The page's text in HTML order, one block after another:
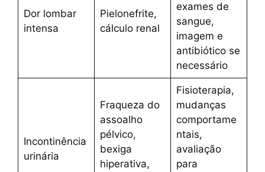
Dor lombar
intensa
Pielonefrite,
cálculo renal
exames de
sangue,
imagem e
antibiótico se
necessário
Incontinência
urinária
Fraqueza do
assoalho
pélvico,
bexiga
hiperativa,
Fisioterapia,
mudanças
comportame
ntais,
avaliação
para